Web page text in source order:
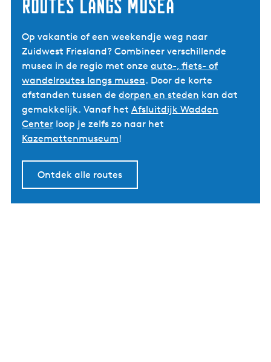
Routes langs musea
Op vakantie of een weekendje weg naar
Zuidwest Friesland? Combineer verschillende
musea in de regio met onze auto-, fiets- of
wandelroutes langs musea. Door de korte
afstanden tussen de dorpen en steden kan dat
gemakkelijk. Vanaf het Afsluitdijk Wadden
Center loop je zelfs zo naar het
Kazemattenmuseum!
Ontdek alle routes